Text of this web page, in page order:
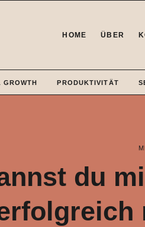
HOME ÜBER
GROWTH PRODUKTIVITÄT
du